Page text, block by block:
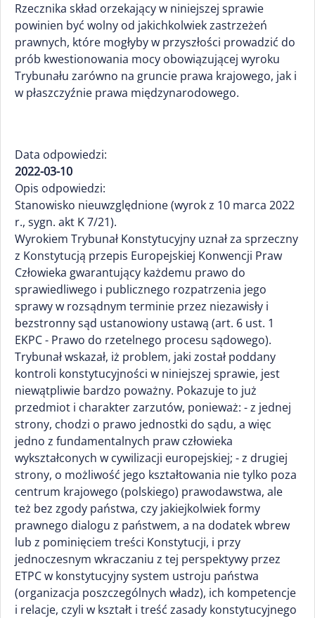
Rzecznika skład orzekający w niniejszej sprawie
powinien być wolny od jakichkolwiek zastrzeżeń
prawnych, które mogłyby w przyszłości prowadzić do
prób kwestionowania mocy obowiązującej wyroku
Trybunału zarówno na gruncie prawa krajowego, jak i
w płaszczyźnie prawa międzynarodowego.
Data odpowiedzi:
2022-03-10
Opis odpowiedzi:
Stanowisko nieuwzględnione (wyrok z 10 marca 2022
r., sygn. akt K 7/21).
Wyrokiem Trybunał Konstytucyjny uznał za sprzeczny
z Konstytucją przepis Europejskiej Konwencji Praw
Człowieka gwarantujący każdemu prawo do
sprawiedliwego i publicznego rozpatrzenia jego
sprawy w rozsądnym terminie przez niezawisły i
bezstronny sąd ustanowiony ustawą (art. 6 ust. 1
EKPC - Prawo do rzetelnego procesu sądowego).
Trybunał wskazał, iż problem, jaki został poddany
kontroli konstytucyjności w niniejszej sprawie, jest
niewątpliwie bardzo poważny. Pokazuje to już
przedmiot i charakter zarzutów, ponieważ: - z jednej
strony, chodzi o prawo jednostki do sądu, a więc
jedno z fundamentalnych praw człowieka
wykształconych w cywilizacji europejskiej; - z drugiej
strony, o możliwość jego kształtowania nie tylko poza
centrum krajowego (polskiego) prawodawstwa, ale
też bez zgody państwa, czy jakiejkolwiek formy
prawnego dialogu z państwem, a na dodatek wbrew
lub z pominięciem treści Konstytucji, i przy
jednoczesnym wkraczaniu z tej perspektywy przez
ETPC w konstytucyjny system ustroju państwa
(organizacja poszczególnych władz), ich kompetencje
i relacje, czyli w kształt i treść zasady konstytucyjnego